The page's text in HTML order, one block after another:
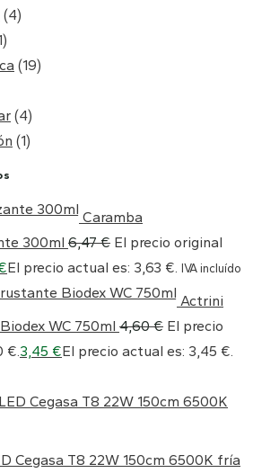
(4)
(19)
(4)
(1)
Caramba
300ml 6,47€ El precio original
El precio actual es: 3,63 €. IVA incluído
Actrini
WC 750ml 4,60€ El precio
€. 3,45 €El precio actual es: 3,45 €.
Cegasa T8 22W 150cm 6500K fría